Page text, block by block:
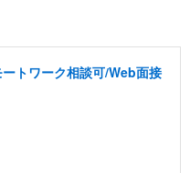
トワーク相談可/Web面接